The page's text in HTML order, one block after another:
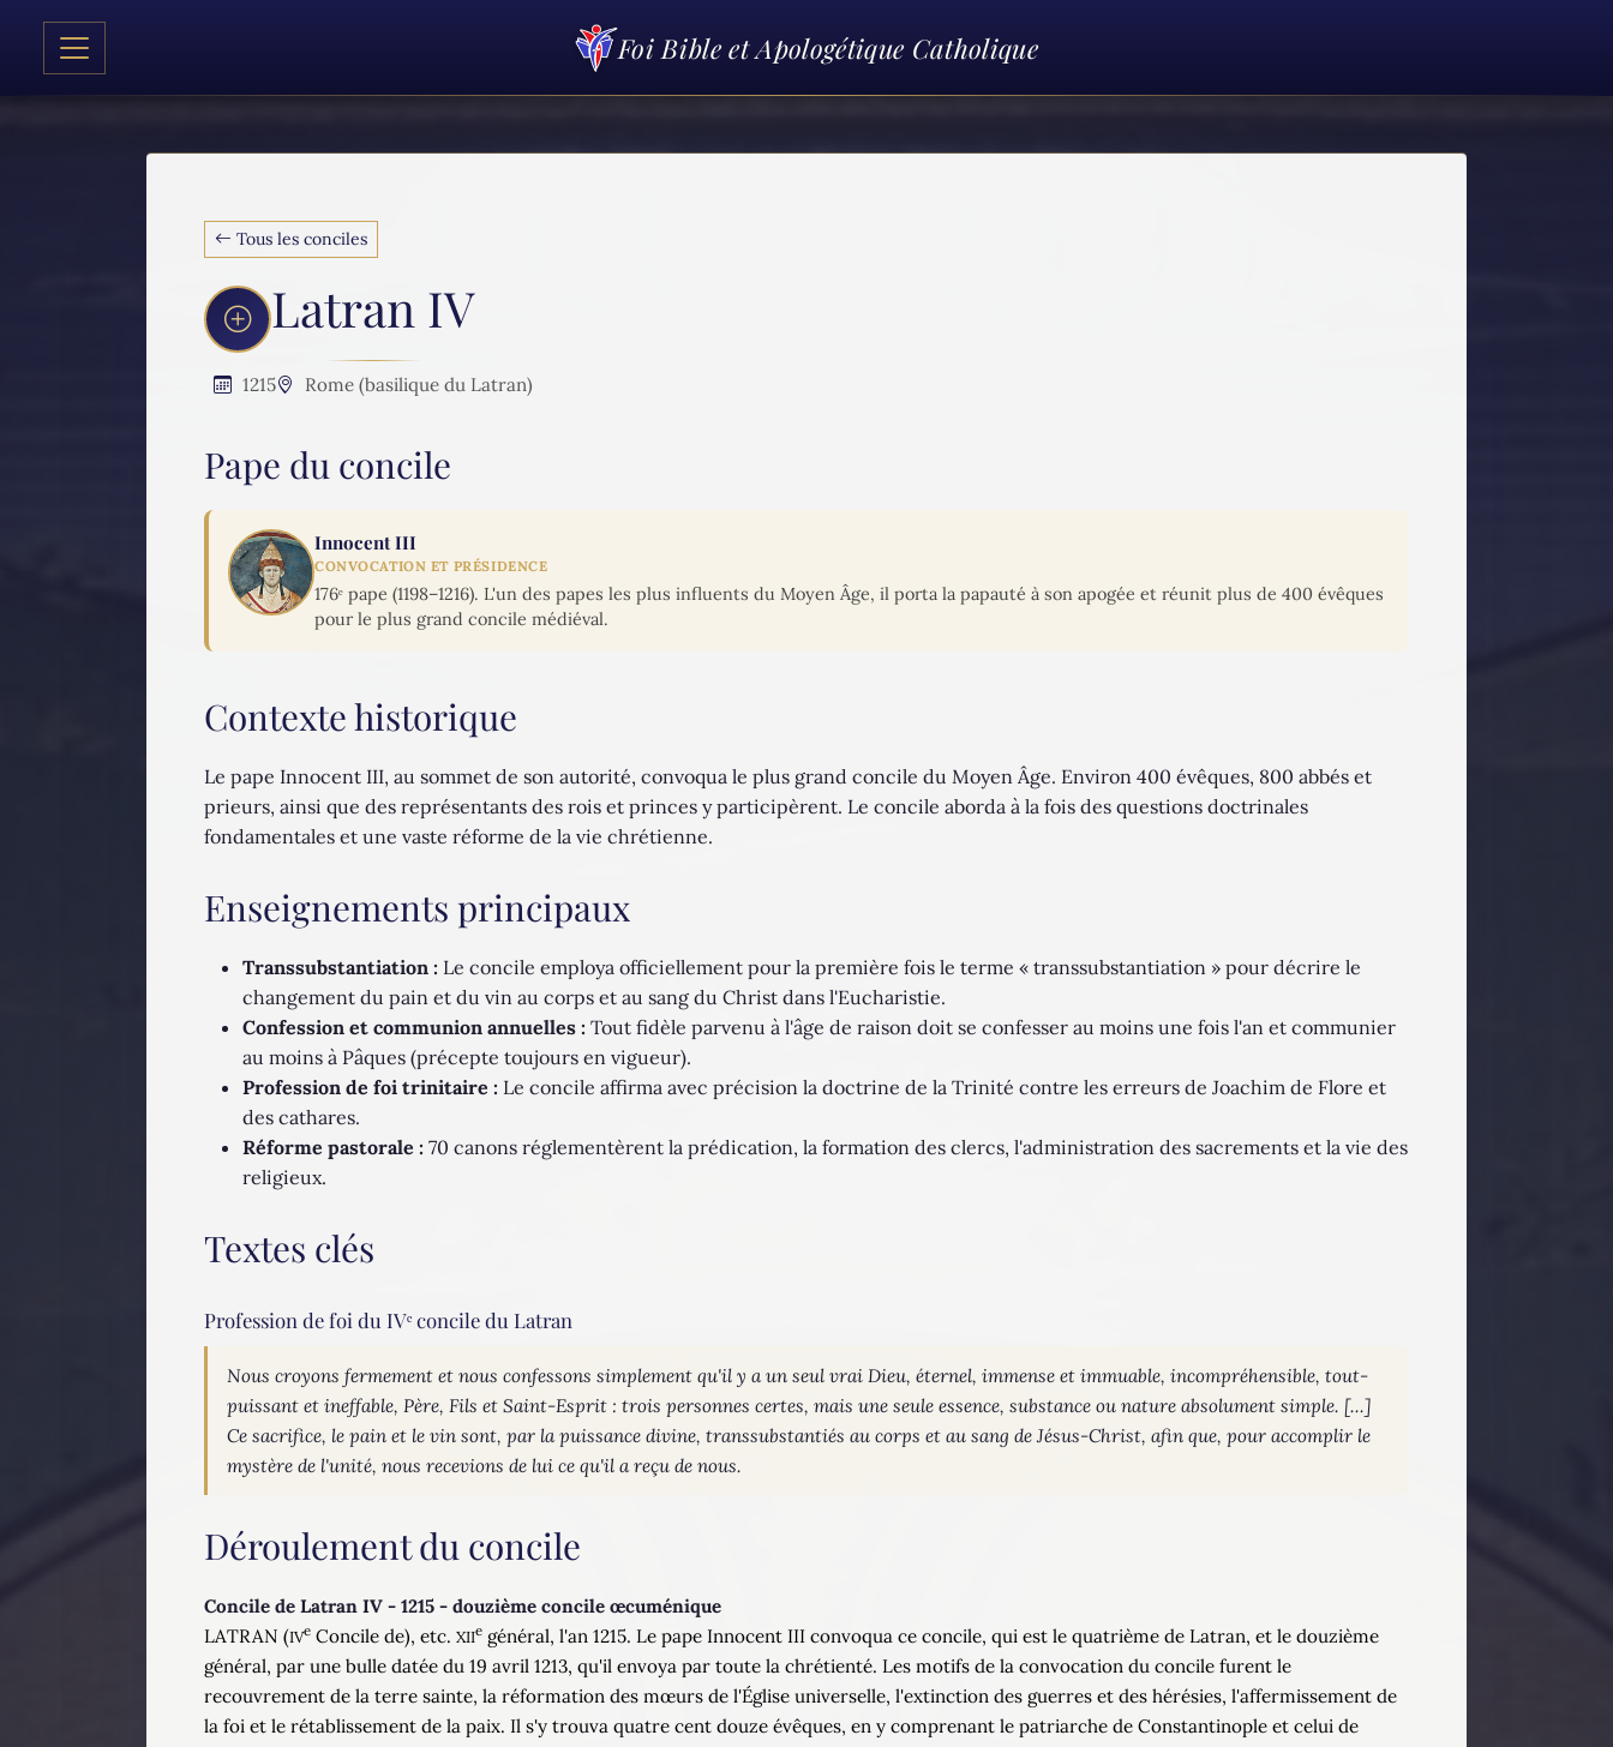
Foi Bible et Apologétique Catholique
Tous les conciles
Latran IV
1215 Rome (basilique du Latran)
Pape du concile
Innocent III
CONVOCATION ET PRÉSIDENCE
176ᵉ pape (1198–1216). L'un des papes les plus influents du Moyen Âge, il porta la papauté à son apogée et réunit plus de 400 évêques
pour le plus grand concile médiéval.
Contexte historique
Le pape Innocent III, au sommet de son autorité, convoqua le plus grand concile du Moyen Âge. Environ 400 évêques, 800 abbés et
prieurs, ainsi que des représentants des rois et princes y participèrent. Le concile aborda à la fois des questions doctrinales
fondamentales et une vaste réforme de la vie chrétienne.
Enseignements principaux
Transsubstantiation : Le concile employa officiellement pour la première fois le terme « transsubstantiation » pour décrire le
changement du pain et du vin au corps et au sang du Christ dans l'Eucharistie.
Confession et communion annuelles : Tout fidèle parvenu à l'âge de raison doit se confesser au moins une fois l'an et communier
au moins à Pâques (précepte toujours en vigueur).
Profession de foi trinitaire : Le concile affirma avec précision la doctrine de la Trinité contre les erreurs de Joachim de Flore et
des cathares.
Réforme pastorale : 70 canons réglementèrent la prédication, la formation des clercs, l'administration des sacrements et la vie des
religieux.
Textes clés
Profession de foi du IVᵉ concile du Latran
Nous croyons fermement et nous confessons simplement qu'il y a un seul vrai Dieu, éternel, immense et immuable, incompréhensible, tout-
puissant et ineffable, Père, Fils et Saint-Esprit : trois personnes certes, mais une seule essence, substance ou nature absolument simple. [...]
Ce sacrifice, le pain et le vin sont, par la puissance divine, transsubstantiés au corps et au sang de Jésus-Christ, afin que, pour accomplir le
mystère de l'unité, nous recevions de lui ce qu'il a reçu de nous.
Déroulement du concile
Concile de Latran IV - 1215 - douzième concile œcuménique
LATRAN (IVe Concile de), etc. XIIe général, l'an 1215. Le pape Innocent III convoqua ce concile, qui est le quatrième de Latran, et le douzième
général, par une bulle datée du 19 avril 1213, qu'il envoya par toute la chrétienté. Les motifs de la convocation du concile furent le
recouvrement de la terre sainte, la réformation des mœurs de l'Église universelle, l'extinction des guerres et des hérésies, l'affermissement de
la foi et le rétablissement de la paix. Il s'y trouva quatre cent douze évêques, en y comprenant le patriarche de Constantinople et celui de